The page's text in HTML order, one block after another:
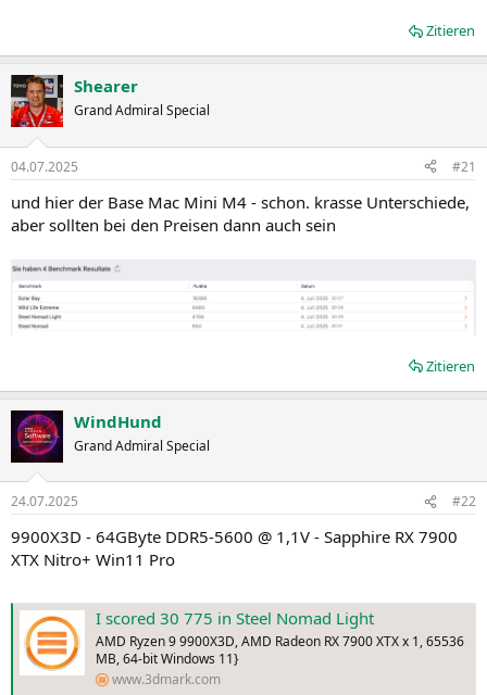
Zitieren
Shearer
Grand Admiral Special
04.07.2025 #21
und hier der Base Mac Mini M4 - schon. krasse Unterschiede,
aber sollten bei den Preisen dann auch sein
Zitieren
WindHund
Grand Admiral Special
24.07.2025 #22
9900X3D - 64GByte DDR5-5600 @ 1,1V - Sapphire RX 7900
XTX Nitro+ Win11 Pro
I scored 30 775 in Steel Nomad Light
AMD Ryzen 9 9900X3D, AMD Radeon RX 7900 XTX x 1, 65536
MB, 64-bit Windows 11}
www.3dmark.com